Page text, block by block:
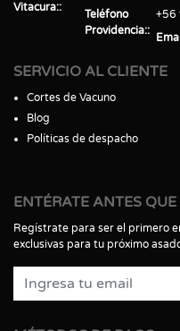
Vitacura:
Teléfono
Providencia:
+56
SERVICIO AL CLIENTE
Cortes de Vacuno
Blog
Políticas de despacho
ENTÉRATE ANTES
Regístrate para ser el primero
exclusivas para tu próximo